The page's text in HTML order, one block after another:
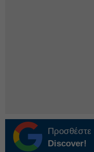
Προσθέστε
Discover!